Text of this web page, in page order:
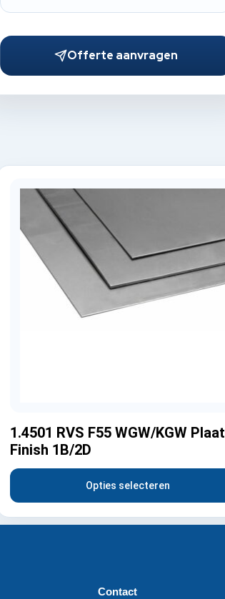
Offerte aanvragen
1.4501 RVS F55 WGW/KGW Plaat
Finish 1B/2D
Opties selecteren
Contact